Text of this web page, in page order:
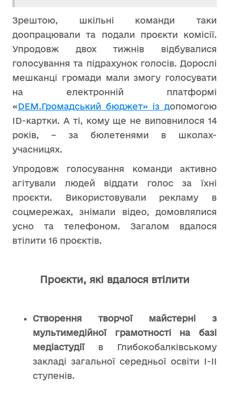
Зрештою, шкільні команди таки
доопрацювали та подали проєкти комісії.
Упродовж двох тижнів відбувалися
голосування та підрахунок голосів. Дорослі
мешканці громади мали змогу голосувати
на електронній платформі
«DEM.Громадський бюджет» із допомогою
ID-картки. А ті, кому ще не виповнилося 14
років, – за бюлетенями в школах-
учасницях.
Упродовж голосування команди активно
агітували людей віддати голос за їхні
проєкти. Використовували рекламу в
соцмережах, знімали відео, домовлялися
усно та телефоном. Загалом вдалося
втілити 16 проєктів.
Проєкти, які вдалося втілити
Створення творчої майстерні з
мультимедійної грамотності на базі
медіастудіїв Глибокобалківському
закладі загальної середньої освіти І-II
ступенів.